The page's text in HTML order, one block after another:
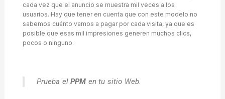
cada vez que el anuncio se muestra mil veces a los
usuarios. Hay que tener en cuenta que con este modelo no
sabemos cuánto vamos a pagar por cada visita, ya que es
posible que esas mil impresiones generen muchos clics,
pocos o ninguno.
Prueba elPPM en tu sitio Web.